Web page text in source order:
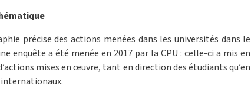
précise des actions menées dans les universités dans le
enquête a été menée en 2017 par la CPU : celle-ci a mis en
mises en œuvre, tant en direction des étudiants qu’en